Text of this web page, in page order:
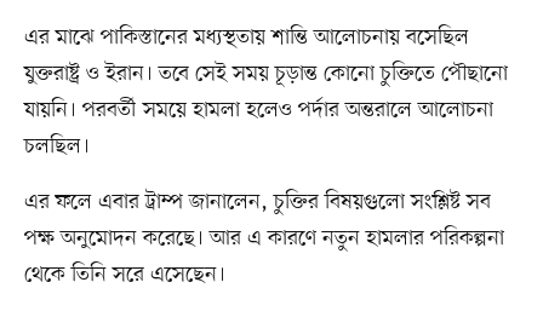
এর মাঝে পাকিস্তানের মধ্যস্থতায় শান্তি আলোচনায় বসেছিল
যুক্তরাষ্ট্র ও ইরান। তবে সেই সময় চূড়ান্ত কোনো চুক্তিতে পৌছানো
যায়নি। পরবর্তী সময়ে হামলা হলেও পর্দার অন্তরালে আলোচনা
চলছিল।
এর ফলে এবার ট্রাম্প জানালেন, চুক্তির বিষয়গুলো সংশ্লিষ্ট সব
পক্ষ অনুমোদন করেছে। আর এ কারণে নতুন হামলার পরিকল্পনা
থেকে তিনি সরে এসেছেন।